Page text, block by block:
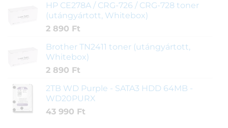
HP CE278A / CRG-726 / CRG-728 toner
(utángyártott, Whitebox)
2 890 Ft
Brother TN2411 toner (utángyártott,
Whitebox)
2 890 Ft
2TB WD Purple - SATA3 HDD 64MB -
WD20PURX
43 990 Ft